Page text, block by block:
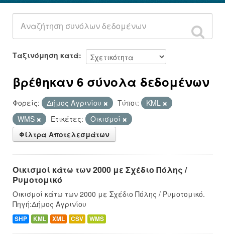
Φορείς
Ομάδες
Σχετικά
Ταξινόμηση κατά
βρέθηκαν 6 σύνολα δεδομένων
Φορείς: Δήμος Αγρινίου Τύποι:
KML
WMS
Ετικέτες:
Οικισμοί
Φίλτρα Αποτελεσμάτων
Οικισμοί κάτω των 2000 με Σχέδιο Πόλης /
Ρυμοτομικό
Οικισμοί κάτω των 2000 με Σχέδιο Πόλης / Ρυμοτομικό.
Πηγή:Δήμος Αγρινίου
SHP KML XML CSV WMS